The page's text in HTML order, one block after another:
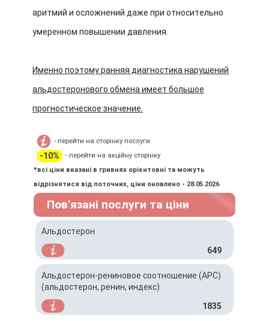
аритмий и осложнений даже при относительно
умеренном повышении давления.
Именно поэтому ранняя диагностика нарушений
альдостеронового обмена имеет большое
прогностическое значение.
- перейти на сторінку послуги
-10%
- перейти на акційну сторінку
*всі ціни вказані в гривнях орієнтовні та можуть
відрізнятися від поточних, ціни оновлено - 28.05.2026
Пов'язані послуги та ціни
Альдостерон
649
Альдостерон-рениновое соотношение (АРС)
(альдостерон, ренин, индекс)
1835